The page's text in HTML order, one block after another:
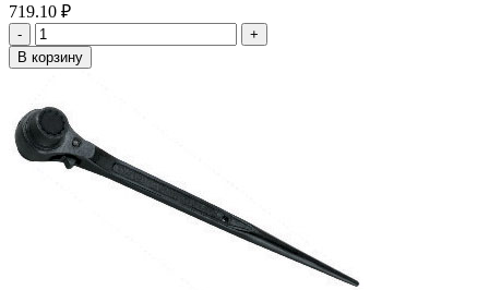
719.10 ₽
-
+
В корзину